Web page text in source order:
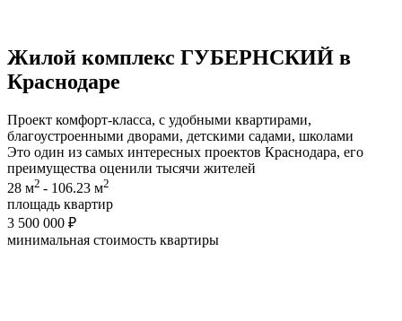
Жилой комплекс ГУБЕРНСКИЙ в
Краснодаре
Проект комфорт-класса, с удобными квартирами,
благоустроенными дворами, детскими садами, школами
Это один из самых интересных проектов Краснодара, его
преимущества оценили тысячи жителей
28 м2 - 106.23 м2
площадь квартир
3 500 000 ₽
минимальная cтоимость квартиры